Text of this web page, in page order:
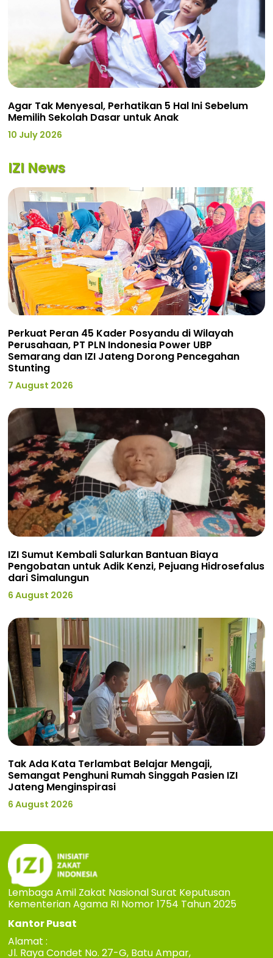
Agar Tak Menyesal, Perhatikan 5 Hal Ini Sebelum
Memilih Sekolah Dasar untuk Anak
10 July 2026
IZI News
Perkuat Peran 45 Kader Posyandu di Wilayah
Perusahaan, PT PLN Indonesia Power UBP
Semarang dan IZI Jateng Dorong Pencegahan
Stunting
7 August 2026
IZI Sumut Kembali Salurkan Bantuan Biaya
Pengobatan untuk Adik Kenzi, Pejuang Hidrosefalus
dari Simalungun
6 August 2026
Tak Ada Kata Terlambat Belajar Mengaji,
Semangat Penghuni Rumah Singgah Pasien IZI
Jateng Menginspirasi
6 August 2026
Lembaga Amil Zakat Nasional Surat Keputusan
Kementerian Agama RI Nomor 1754 Tahun 2025
Kantor Pusat
Alamat :
Jl. Raya Condet No. 27-G, Batu Ampar,